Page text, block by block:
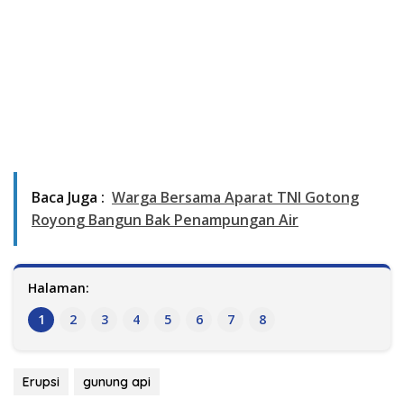
Baca Juga : Warga Bersama Aparat TNI Gotong
Royong Bangun Bak Penampungan Air
Halaman:
1
2 3 4 5 6 7 8
Erupsi gunung api